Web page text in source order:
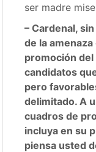
ser madre
– Cardenal,
de la
promoción
candidatos
pero
delimitado. A
cuadros de
incluya en su
piensa usted